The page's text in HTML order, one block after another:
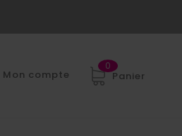
Panier
0
Mon compte